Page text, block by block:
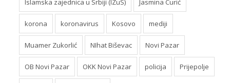
Islamska zajednica u Srbiji (IZuS) Jasmina Curić
korona koronavirus Kosovo mediji
Muamer Zukorlić NIhat Biševac Novi Pazar
OB Novi Pazar OKK Novi Pazar policija Prijepolje